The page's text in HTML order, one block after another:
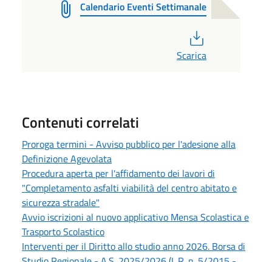
Calendario Eventi Settimanale
Scarica
Contenuti correlati
Proroga termini - Avviso pubblico per l'adesione alla
Definizione Agevolata
Procedura aperta per l'affidamento dei lavori di
"Completamento asfalti viabilità del centro abitato e
sicurezza stradale"
Avvio iscrizioni al nuovo applicativo Mensa Scolastica e
Trasporto Scolastico
Interventi per il Diritto allo studio anno 2026. Borsa di